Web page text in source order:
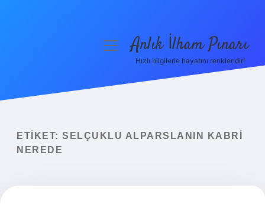
Yasal Uyarı
menüyüAnlık İlham Pınarı
Hızlı bilgilerle hayatını renklendir!
ETIKET: SELÇUKLU ALPARSLANIN KABRI
NEREDE